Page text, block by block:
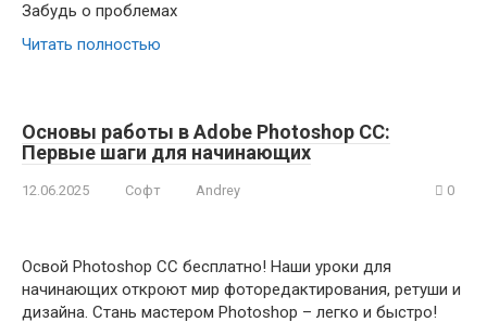
Забудь о проблемах
Читать полностью
Основы работы в Adobe Photoshop CC:
Первые шаги для начинающих
12.06.2025 Софт Andrey 0
Освой Photoshop CC бесплатно! Наши уроки для
начинающих откроют мир фоторедактирования, ретуши и
дизайна. Стань мастером Photoshop – легко и быстро!